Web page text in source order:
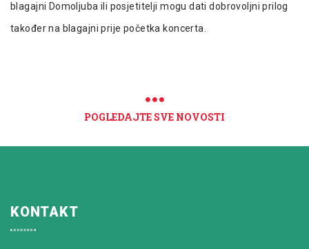
blagajni Domoljuba ili posjetitelji mogu dati dobrovoljni prilog
također na blagajni prije početka koncerta.
POGLEDAJTE SVE NOVOSTI
KONTAKT